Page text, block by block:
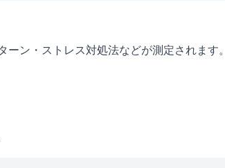
ン・ストレス対処法などが測定されます。